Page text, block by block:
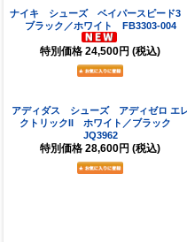
ナイキ シューズ ベイパースピード3
ブラック／ホワイト FB3303-004
特別価格 24,500円 (税込)